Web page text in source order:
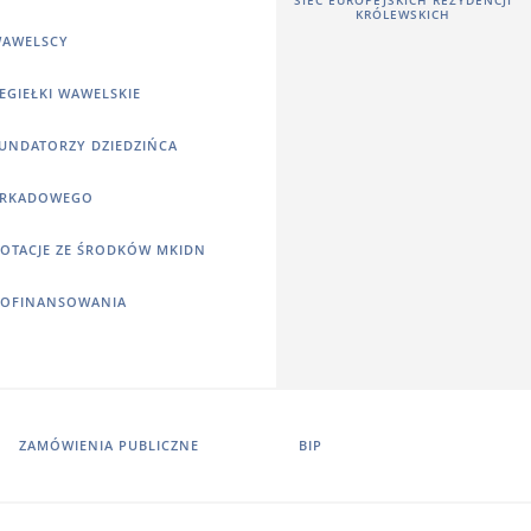
WAWELSKIE
DZIEDZIŃCA
ZE ŚRODKÓW MKIDN
KRÓLEWSKICH
ZAMÓWIENIA PUBLICZNE BIP